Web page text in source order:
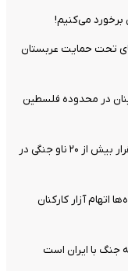
برخورد می‌کنیم!
تحت حمایت عربستان
در محدوده فلسطین
آمریکا حلقه محاصره ایران را تنگ‌تر کرد؛ استقرار بیش از ۲۰ ناو جنگی در
اتهام آزار کارکنان
جنگ با ایران است